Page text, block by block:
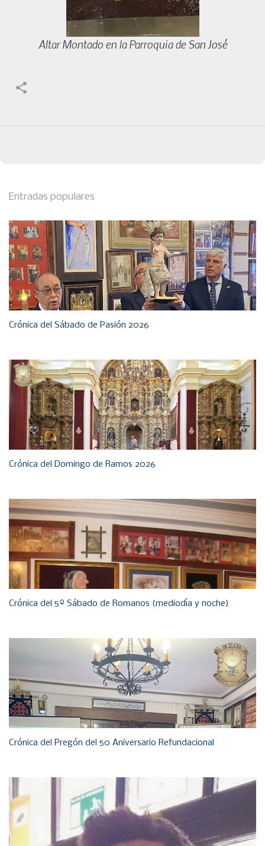
Altar Montado en la Parroquia de San José
Entradas populares
Crónica del Sábado de Pasión 2026
Crónica del Domingo de Ramos 2026
Crónica del 5º Sábado de Romanos (mediodía y noche)
Crónica del Pregón del 50 Aniversario Refundacional